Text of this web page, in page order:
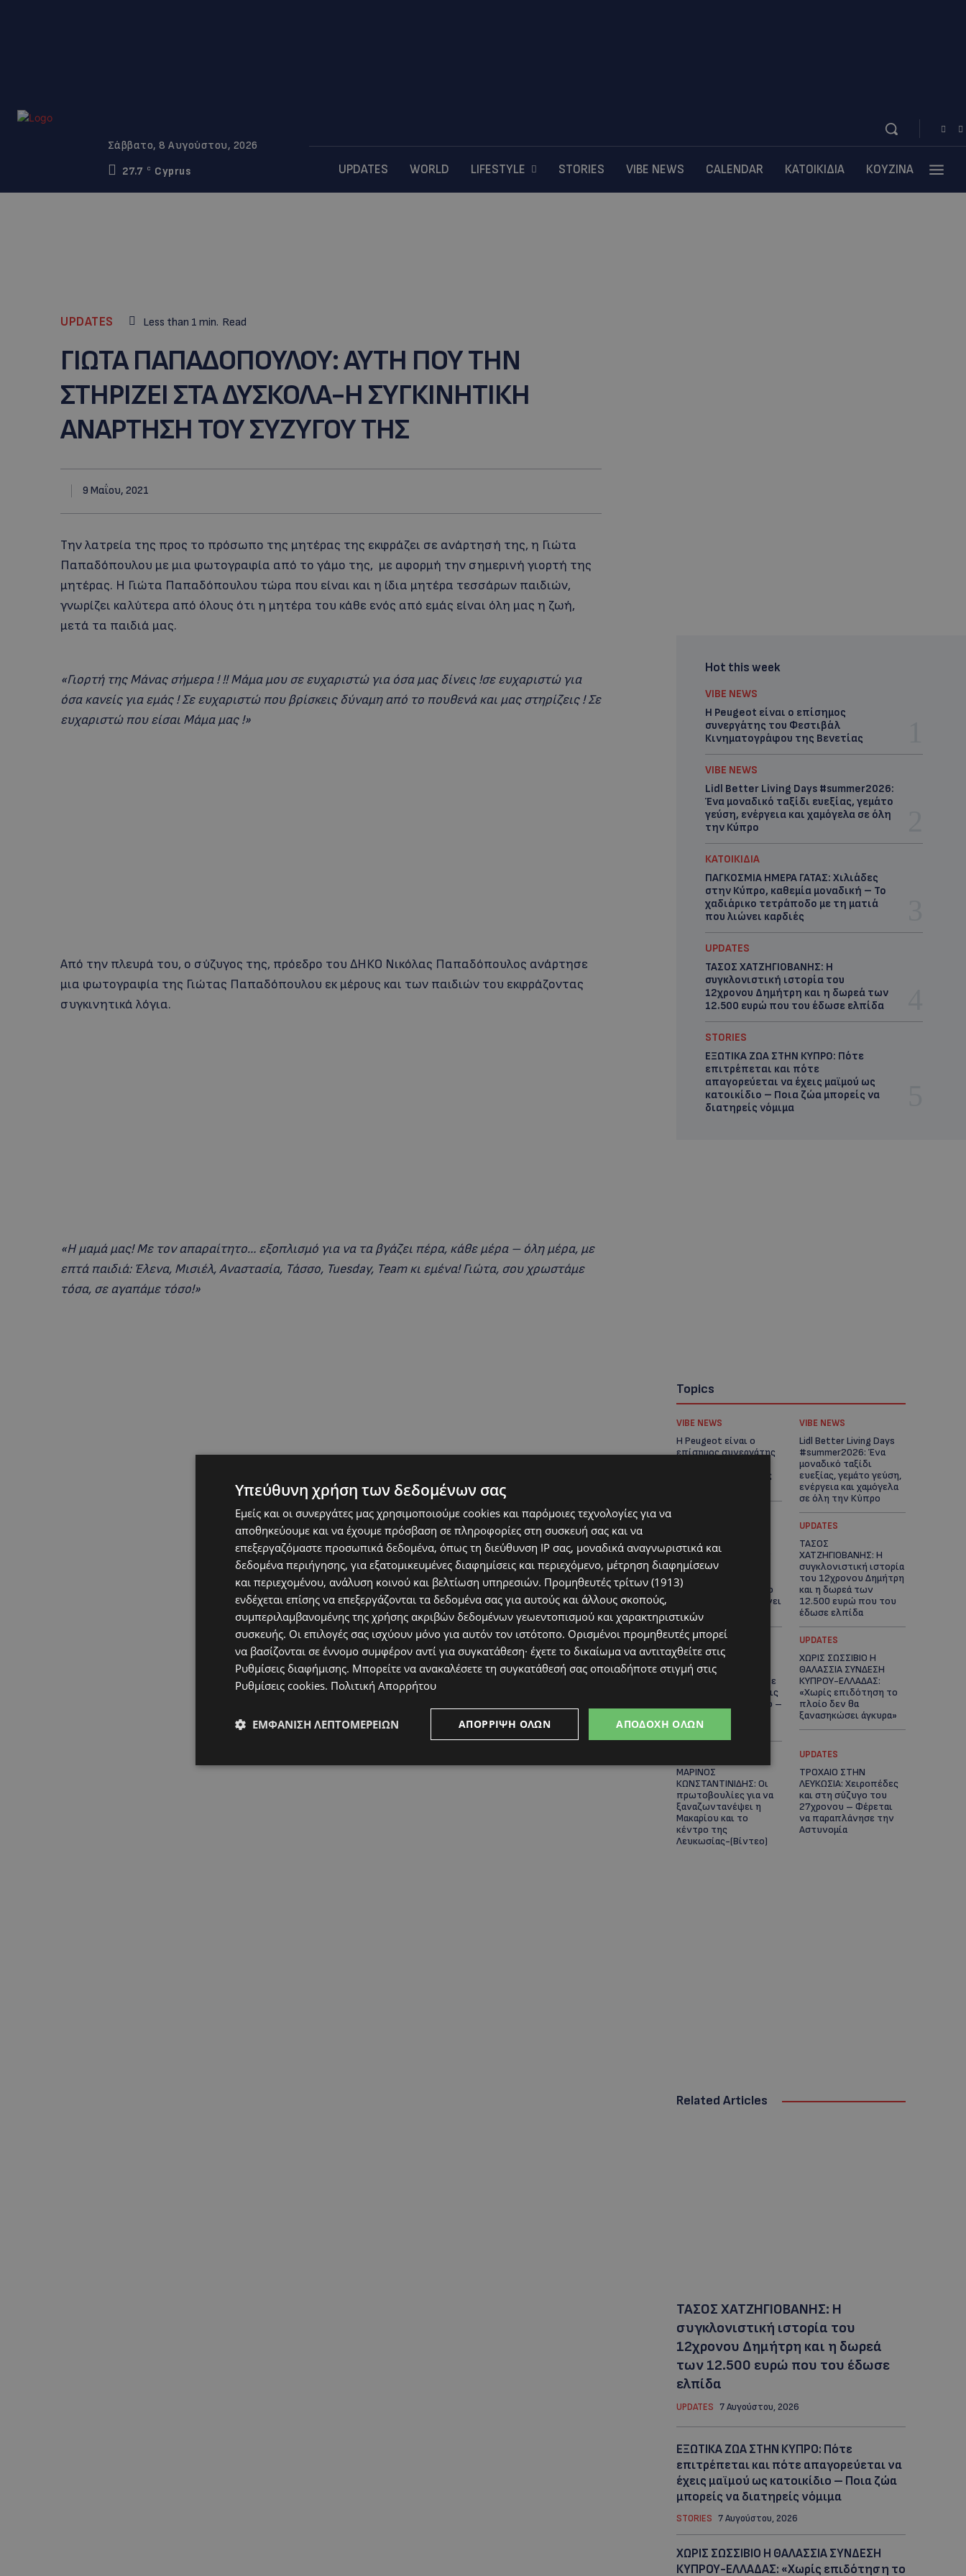
Σάββατο, 8 Αυγούστου, 2026
27.7
C Cyprus UPDATES WORLD LIFESTYLE STORIES VIBE NEWS CALENDAR ΚΑΤΟΙΚΙΔΙΑ ΚΟΥΖΙΝΑ
UPDATES Less than 1 min. Read
ΓΙΩΤΑ ΠΑΠΑΔΟΠΟΥΛΟΥ: ΑΥΤΗ ΠΟΥ ΤΗΝ
ΣΤΗΡΙΖΕΙ ΣΤΑ ΔΥΣΚΟΛΑ-Η ΣΥΓΚΙΝΗΤΙΚΗ
ΑΝΑΡΤΗΣΗ ΤΟΥ ΣΥΖΥΓΟΥ ΤΗΣ
9 Μαΐου, 2021
Την λατρεία της προς το πρόσωπο της μητέρας της εκφράζει σε ανάρτησή της, η Γιώτα
Παπαδόπουλου με μια φωτογραφία από το γάμο της, με αφορμή την σημερινή γιορτή της
μητέρας. Η Γιώτα Παπαδόπουλου τώρα που είναι και η ίδια μητέρα τεσσάρων παιδιών,
γνωρίζει καλύτερα από όλους ότι η μητέρα του κάθε ενός από εμάς είναι όλη μας η ζωή,
μετά τα παιδιά μας.
«Γιορτή της Μάνας σήμερα ! !! Μάμα μου σε ευχαριστώ για όσα μας δίνεις !σε ευχαριστώ για
όσα κανείς για εμάς ! Σε ευχαριστώ που βρίσκεις δύναμη από το πουθενά και μας στηρίζεις ! Σε
ευχαριστώ που είσαι Μάμα μας !»
Από την πλευρά του, ο σύζυγος της, πρόεδρο του ΔΗΚΟ Νικόλας Παπαδόπουλος ανάρτησε
μια φωτογραφία της Γιώτας Παπαδόπουλου εκ μέρους και των παιδιών του εκφράζοντας
συγκινητικά λόγια.
«Η μαμά μας! Με τον απαραίτητο… εξοπλισμό για να τα βγάζει πέρα, κάθε μέρα – όλη μέρα, με
επτά παιδιά: Έλενα, Μισιέλ, Αναστασία, Τάσσο, Tuesday, Team κι εμένα! Γιώτα, σου χρωστάμε
τόσα, σε αγαπάμε τόσο!»
Hot this week
VIBE NEWS
Η Peugeot είναι ο επίσημος
συνεργάτης του Φεστιβάλ
Κινηματογράφου της Βενετίας
VIBE NEWS
Lidl Better Living Days #summer2026:
Ένα μοναδικό ταξίδι ευεξίας, γεμάτο
γεύση, ενέργεια και χαμόγελα σε όλη
την Κύπρο
ΚΑΤΟΙΚΙΔΙΑ
ΠΑΓΚΟΣΜΙΑ ΗΜΕΡΑ ΓΑΤΑΣ: Χιλιάδες
στην Κύπρο, καθεμία μοναδική – Το
χαδιάρικο τετράποδο με τη ματιά
που λιώνει καρδιές
UPDATES
ΤΑΣΟΣ ΧΑΤΖΗΓΙΟΒΑΝΗΣ: Η
συγκλονιστική ιστορία του
12χρονου Δημήτρη και η δωρεά των
12.500 ευρώ που του έδωσε ελπίδα
STORIES
ΕΞΩΤΙΚΑ ΖΩΑ ΣΤΗΝ ΚΥΠΡΟ: Πότε
επιτρέπεται και πότε
απαγορεύεται να έχεις μαϊμού ως
κατοικίδιο – Ποια ζώα μπορείς να
διατηρείς νόμιμα
Topics
VIBE NEWS
Η Peugeot είναι ο
επίσημος συνεργάτης
Κινηματογράφου της
VIBE NEWS
Lidl Better Living Days
#summer2026: Ένα
μοναδικό ταξίδι
ευεξίας, γεμάτο γεύση,
ενέργεια και χαμόγελα
σε όλη την Κύπρο
ΠΑΓΚΟΣΜΙΑ ΗΜΕΡΑ
ΓΑΤΑΣ: Χιλιάδες στην
Κύπρο, καθεμία
μοναδική – Το
χαδιάρικο τετράποδο
με τη ματιά που λιώνει
καρδιές
UPDATES
ΤΑΣΟΣ
ΧΑΤΖΗΓΙΟΒΑΝΗΣ: Η
συγκλονιστική ιστορία
του 12χρονου Δημήτρη
και η δωρεά των
12.500 ευρώ που του
έδωσε ελπίδα
STORIES
ΕΞΩΤΙΚΑ ΖΩΑ ΣΤΗΝ
ΚΥΠΡΟ: Πότε
επιτρέπεται και πότε
απαγορεύεται να έχεις
μαϊμού ως κατοικίδιο –
διατηρείς νόμιμα
UPDATES
ΧΩΡΙΣ ΣΩΣΣΙΒΙΟ Η
ΘΑΛΑΣΣΙΑ ΣΥΝΔΕΣΗ
ΚΥΠΡΟΥ-ΕΛΛΑΔΑΣ:
«Χωρίς επιδότηση το
πλοίο δεν θα
ξανασηκώσει άγκυρα»
ΜΑΡΙΝΟΣ
ΚΩΝΣΤΑΝΤΙΝΙΔΗΣ: Οι
πρωτοβουλίες για να
ξαναζωντανέψει η
Μακαρίου και το
κέντρο της
Λευκωσίας-(Βίντεο)
UPDATES
ΤΡΟΧΑΙΟ ΣΤΗΝ
ΛΕΥΚΩΣΙΑ: Χειροπέδες
και στη σύζυγο του
27χρονου – Φέρεται
να παραπλάνησε την
Αστυνομία
Related Articles
ΤΑΣΟΣ ΧΑΤΖΗΓΙΟΒΑΝΗΣ: Η
συγκλονιστική ιστορία του
12χρονου Δημήτρη και η δωρεά
των 12.500 ευρώ που του έδωσε
ελπίδα
UPDATES 7 Αυγούστου, 2026
ΕΞΩΤΙΚΑ ΖΩΑ ΣΤΗΝ ΚΥΠΡΟ: Πότε
επιτρέπεται και πότε απαγορεύεται να
έχεις μαϊμού ως κατοικίδιο – Ποια ζώα
μπορείς να διατηρείς νόμιμα
STORIES 7 Αυγούστου, 2026
ΧΩΡΙΣ ΣΩΣΣΙΒΙΟ Η ΘΑΛΑΣΣΙΑ ΣΥΝΔΕΣΗ
ΚΥΠΡΟΥ-ΕΛΛΑΔΑΣ: «Χωρίς επιδότηση το
Υπεύθυνη χρήση των δεδομένων σας
Εμείς και οι συνεργάτες μας χρησιμοποιούμε cookies και παρόμοιες τεχνολογίες για να
αποθηκεύουμε και να έχουμε πρόσβαση σε πληροφορίες στη συσκευή σας και να
επεξεργαζόμαστε προσωπικά δεδομένα, όπως τη διεύθυνση IP σας, μοναδικά αναγνωριστικά και
δεδομένα περιήγησης, για εξατομικευμένες διαφημίσεις και περιεχόμενο, μέτρηση διαφημίσεων
και περιεχομένου, ανάλυση κοινού και βελτίωση υπηρεσιών. Προμηθευτές τρίτων (1913)
ενδέχεται επίσης να επεξεργάζονται τα δεδομένα σας για αυτούς και άλλους σκοπούς,
συμπεριλαμβανομένης της χρήσης ακριβών δεδομένων γεωεντοπισμού και χαρακτηριστικών
συσκευής. Οι επιλογές σας ισχύουν μόνο για αυτόν τον ιστότοπο. Ορισμένοι προμηθευτές μπορεί
να βασίζονται σε έννομο συμφέρον αντί για συγκατάθεση· έχετε το δικαίωμα να αντιταχθείτε στις
Ρυθμίσεις διαφήμισης. Μπορείτε να ανακαλέσετε τη συγκατάθεσή σας οποιαδήποτε στιγμή στις
Ρυθμίσεις cookies. Πολιτική Απορρήτου
ΑΠΟΔΟΧΉ ΌΛΩΝ
ΑΠΌΡΡΙΨΗ ΌΛΩΝ
ΕΜΦΆΝΙΣΗ ΛΕΠΤΟΜΕΡΕΙΏΝ